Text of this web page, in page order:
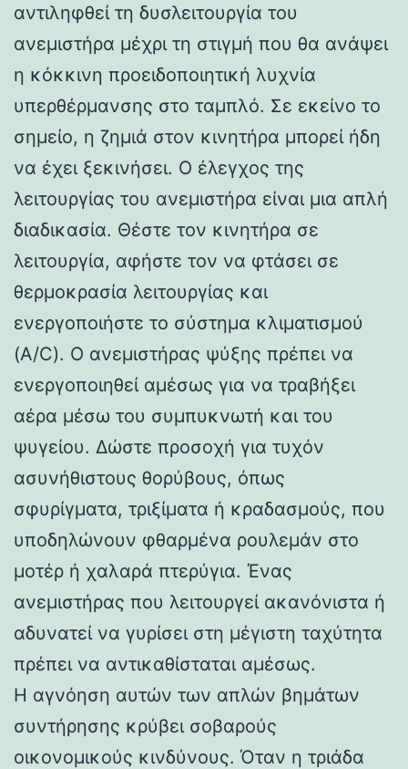
αντιληφθεί τη δυσλειτουργία του
ανεμιστήρα μέχρι τη στιγμή που θα ανάψει
η κόκκινη προειδοποιητική λυχνία
υπερθέρμανσης στο ταμπλό. Σε εκείνο το
σημείο, η ζημιά στον κινητήρα μπορεί ήδη
να έχει ξεκινήσει. Ο έλεγχος της
λειτουργίας του ανεμιστήρα είναι μια απλή
διαδικασία. Θέστε τον κινητήρα σε
λειτουργία, αφήστε τον να φτάσει σε
θερμοκρασία λειτουργίας και
ενεργοποιήστε το σύστημα κλιματισμού
(A/C). Ο ανεμιστήρας ψύξης πρέπει να
ενεργοποιηθεί αμέσως για να τραβήξει
αέρα μέσω του συμπυκνωτή και του
ψυγείου. Δώστε προσοχή για τυχόν
ασυνήθιστους θορύβους, όπως
σφυρίγματα, τριξίματα ή κραδασμούς, που
υποδηλώνουν φθαρμένα ρουλεμάν στο
μοτέρ ή χαλαρά πτερύγια. Ένας
ανεμιστήρας που λειτουργεί ακανόνιστα ή
αδυνατεί να γυρίσει στη μέγιστη ταχύτητα
πρέπει να αντικαθίσταται αμέσως.
Η αγνόηση αυτών των απλών βημάτων
συντήρησης κρύβει σοβαρούς
οικονομικούς κινδύνους. Όταν η τριάδα